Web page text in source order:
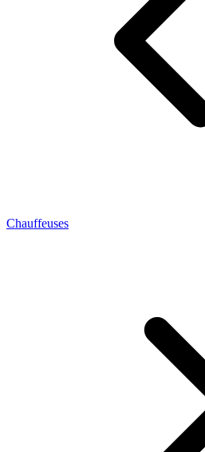
Chauffeuses